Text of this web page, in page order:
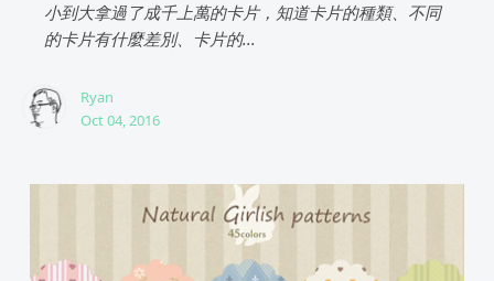
小到大拿過了成千上萬的卡片，知道卡片的種類、不同
的卡片有什麼差別、卡片的...
Ryan
Oct 04, 2016